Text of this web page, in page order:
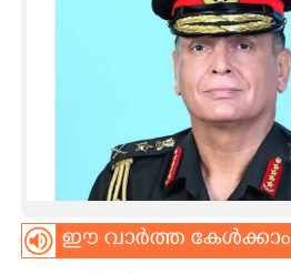
ASTRO
ഈ വാർത്ത കേൾക്കാം